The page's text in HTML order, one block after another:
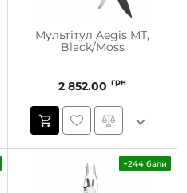
Мультітул Aegis MT,
Black/Moss
2 852.00 грн
+244 бали